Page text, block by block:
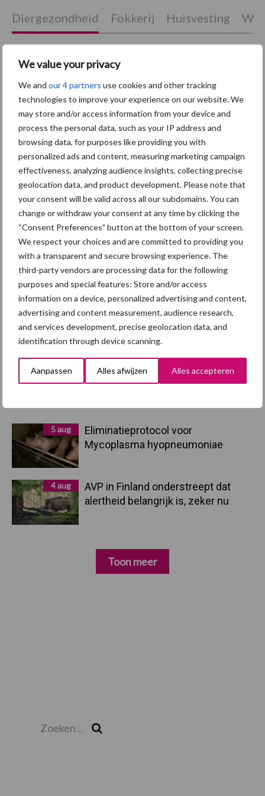
We value your privacy
We and our 4 partners use cookies and other tracking
technologies to improve your experience on our website. We
may store and/or access information from your device and
process the personal data, such as your IP address and
browsing data, for purposes like providing you with
personalized ads and content, measuring marketing campaign
effectiveness, analyzing audience insights, collecting precise
geolocation data, and product development. Please note that
your consent will be valid across all our subdomains. You can
change or withdraw your consent at any time by clicking the
“Consent Preferences” button at the bottom of your screen.
We respect your choices and are committed to providing you
with a transparent and secure browsing experience. The
third-party vendors are processing data for the following
purposes and special features: Store and/or access
information on a device, personalized advertising and content,
advertising and content measurement, audience research,
and services development, precise geolocation data, and
identification through device scanning.
Aanpassen Alles afwijzen Alles accepteren
Primaire
Sidebar
Recent nieuws Partner nieuws
Britse varkenssector vreest
afzetcrisis in het najaar
Grondstoffenmarkt blijft grillig:
droogte en geopolitiek houden
handel in de greep
5 aug
“Vraag naar praktische
hygieneoplossingen is in Polen
5 aug
Eliminatieprotocol voor
Mycoplasma hyopneumoniae
4 aug
AVP in Finland onderstreept dat
alertheid belangrijk is, zeker nu
Toon meer
Diergezondheid Fokkerij Huisvesting
Afrikaanse
varkenspest
Brachyspira
Toon meer